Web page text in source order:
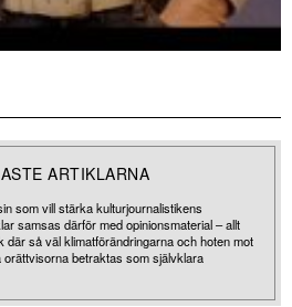
ARTIKLARNA
som vill stärka kulturjournalistikens
samsas därför med opinionsmaterial – allt
där så väl klimatförändringarna och hoten mot
betraktas som självklara